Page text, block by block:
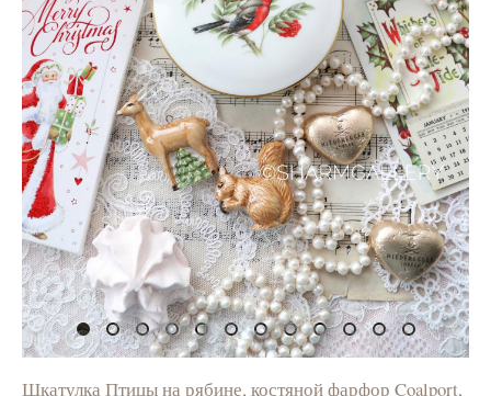
Шкатулка Птицы на рябине, костяной фарфор Coalport,